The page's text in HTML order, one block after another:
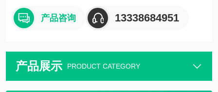
产品咨询 13338684951
产品展示 PRODUCT CATEGORY